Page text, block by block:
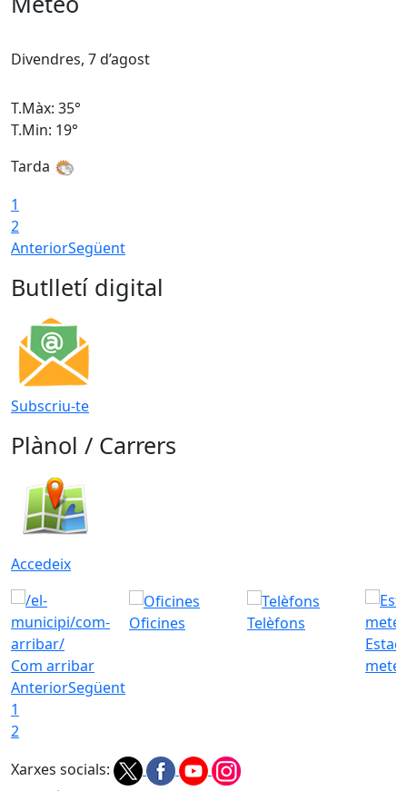
Divendres, 7 d’agost
T.Màx: 35°
T.Min: 19°
Tarda
1
2
AnteriorSegüent
Butlletí digital
Subscriu-te
Plànol / Carrers
Accedeix
Com arribar
Oficines
Telèfons
AnteriorSegüent
1
2
Xarxes socials: